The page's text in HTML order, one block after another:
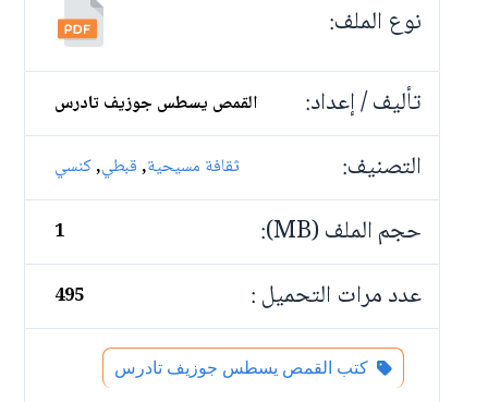
نوع الملف:
تأليف / إعداد:
القمص يسطس جوزيف تادرس
التصنيف: ثقافة مسيحية,قبطي,كنسي
حجم الملف (MB): 1
عدد مرات التحميل : 495
كتب القمص يسطس جوزيف تادرس